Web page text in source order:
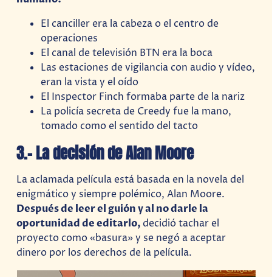
El canciller era la cabeza o el centro de
operaciones
El canal de televisión BTN era la boca
Las estaciones de vigilancia con audio y vídeo,
eran la vista y el oído
El Inspector Finch formaba parte de la nariz
La policía secreta de Creedy fue la mano,
tomado como el sentido del tacto
3.- La decisión de Alan Moore
La aclamada película está basada en la novela del
enigmático y siempre polémico, Alan Moore.
Después de leer el guión y al no darle la
oportunidad de editarlo,decidió tachar el
proyecto como «basura» y se negó a aceptar
dinero por los derechos de la película.